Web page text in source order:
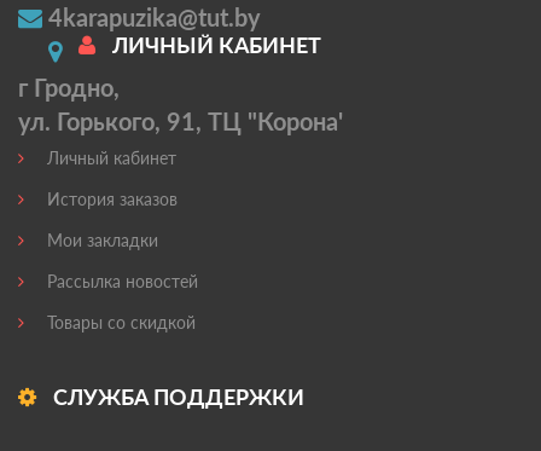
4karapuzika@tut.by
г Гродно,
ул. Горького, 91, ТЦ "Корона'
ЛИЧНЫЙ КАБИНЕТ
Личный кабинет
История заказов
Мои закладки
Рассылка новостей
Товары со скидкой
СЛУЖБА ПОДДЕРЖКИ